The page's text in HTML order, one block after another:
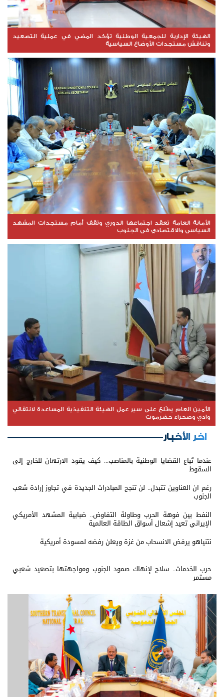
الهيئة الإدارية للجمعية الوطنية تؤكد المضي في عملية التصعيد
وتناقش مستجدات الأوضاع السياسية
الأمانة العامة تعقد اجتماعها الدوري وتقف أمام مستجدات المشهد
السياسي والاقتصادي في الجنوب
الأمين العام يطّلع على سير عمل الهيئة التنفيذية المساعدة لانتقالي
وادي وصحراء حضرموت
اخر الأخبار
عندما تُباع القضايا الوطنية بالمناصب... كيف يقود الارتهان للخارج إلى
السقوط
رغم ان العناوين تتبدل.. لن تنجح المبادرات الجديدة في تجاوز إرادة شعب
الجنوب
النفط بين فوهة الحرب وطاولة التفاوض.. ضبابية المشهد الأمريكي
الإيراني تعيد إشعال أسواق الطاقة العالمية
نتنياهو يرفض الانسحاب من غزة ويعلن رفضه لمسودة أمريكية
حرب الخدمات.. سلاح لإنهاك صمود الجنوب ومواجهتها بتصعيد شعبي
مستمر